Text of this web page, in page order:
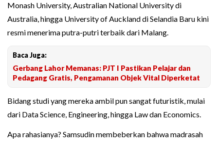
Monash University, Australian National University di
Australia, hingga University of Auckland di Selandia Baru kini
resmi menerima putra-putri terbaik dari Malang.
Baca Juga:
Gerbang Lahor Memanas: PJT I Pastikan Pelajar dan
Pedagang Gratis, Pengamanan Objek Vital Diperketat
Bidang studi yang mereka ambil pun sangat futuristik, mulai
dari Data Science, Engineering, hingga Law dan Economics.
Apa rahasianya? Samsudin membeberkan bahwa madrasah